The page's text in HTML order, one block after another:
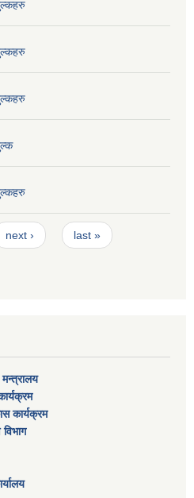
next › last »
मन्त्रालय
कार्यक्रम